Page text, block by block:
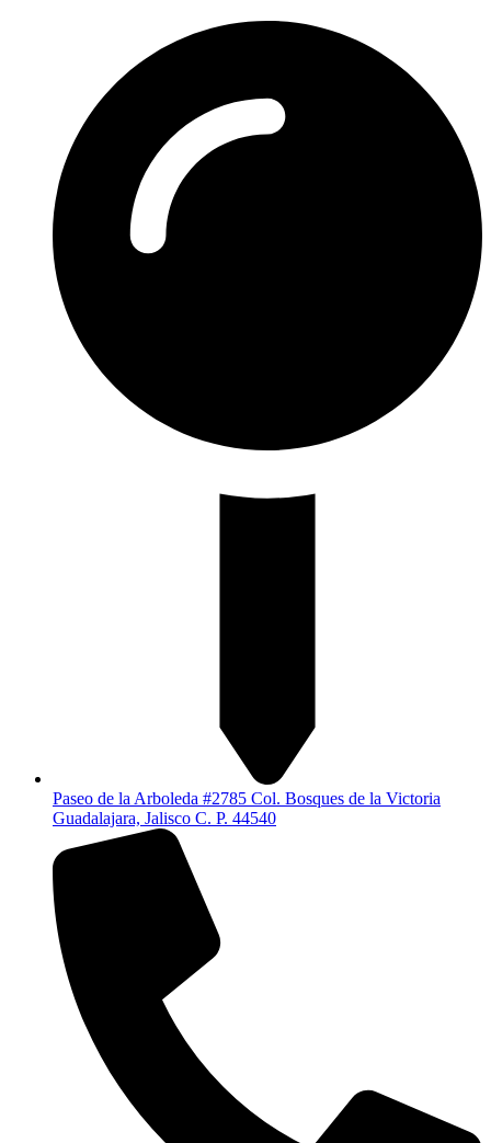
Paseo de la Arboleda #2785 Col. Bosques de la Victoria
Guadalajara, Jalisco C. P. 44540